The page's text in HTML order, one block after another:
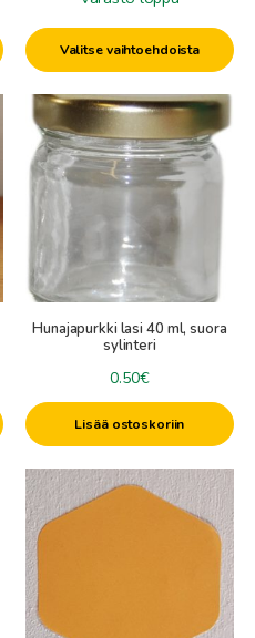
24.50€
Valitse vaihtoehdoista
Hunajapurkki lasi 40 ml, suora
sylinteri
0.50€
Lisää ostoskoriin